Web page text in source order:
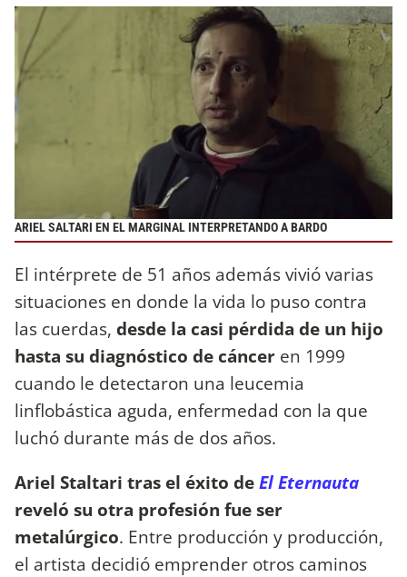
ARIEL SALTARI EN EL MARGINAL INTERPRETANDO A BARDO
El intérprete de 51 años además vivió varias
situaciones en donde la vida lo puso contra
las cuerdas, desde la casi pérdida de un hijo
hasta su diagnóstico de cáncer en 1999
cuando le detectaron una leucemia
linflobástica aguda, enfermedad con la que
luchó durante más de dos años.
Ariel Staltari tras el éxito deEl Eternauta
reveló su otra profesión fue ser
metalúrgico. Entre producción y producción,
el artista decidió emprender otros caminos